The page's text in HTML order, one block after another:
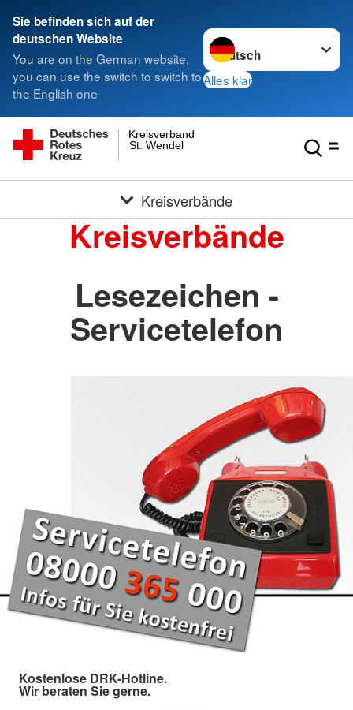
Sie befinden sich auf der
deutschen Website
You are on the German website,
you can use the switch to switch to
the English one
Sprache wechseln zu
Alles klar
St. Wendel
Kreisverband
Kreisverbände
Kreisverbände
Lesezeichen -
Servicetelefon
Kostenlose DRK-Hotline.
Wir beraten Sie gerne.